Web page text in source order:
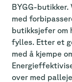
BYGG-
med
butikksjefer om
fylles. Etter et
med å kjempe
over med